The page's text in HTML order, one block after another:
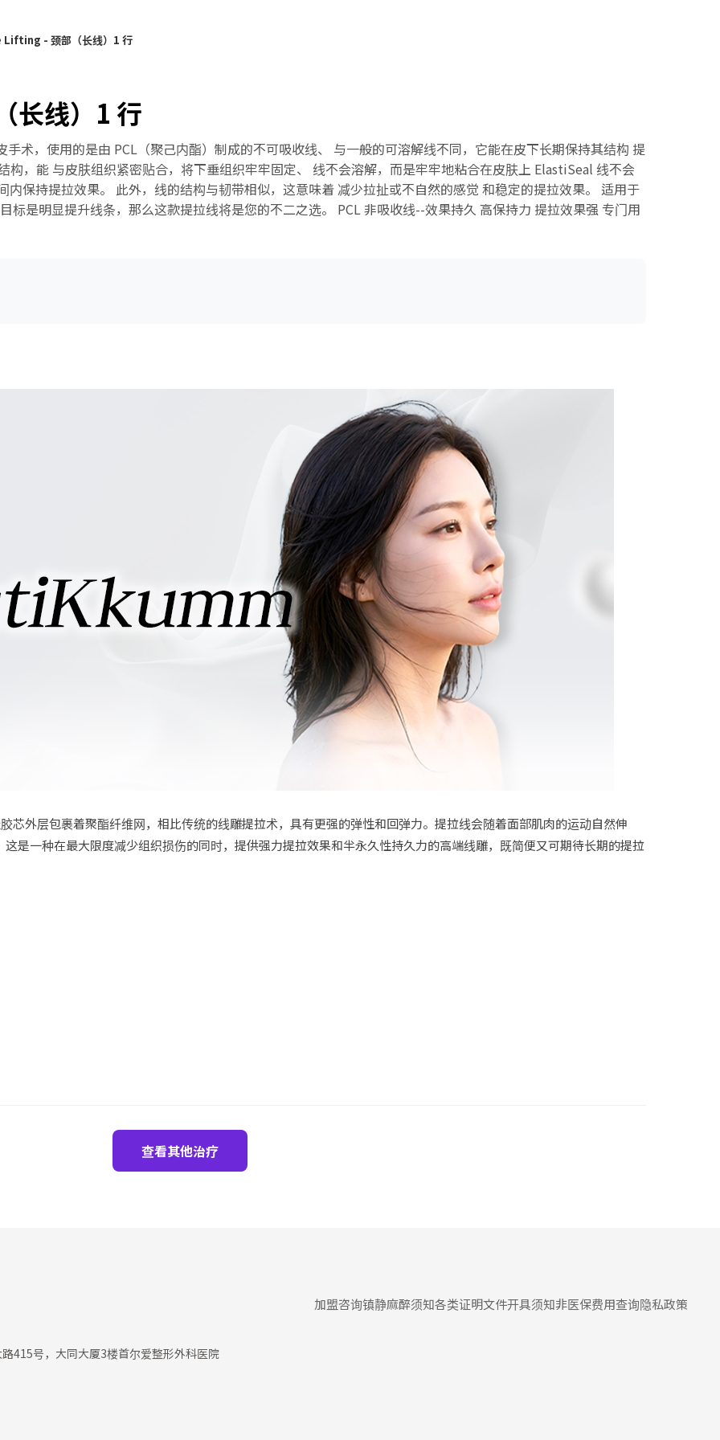
- 颈部（长线）1 行
长线）1 行
术，使用的是由 PCL（聚己内酯）制成的不可吸收线、 与一般的可溶解线不同，它能在皮下长期保持其结构 提
，能 与皮肤组织紧密贴合，将下垂组织牢牢固定、 线不会溶解，而是牢牢地粘合在皮肤上 ElastiSeal 线不会
保持提拉效果。 此外，线的结构与韧带相似，这意味着 减少拉扯或不自然的感觉 和稳定的提拉效果。 适用于
标是明显提升线条，那么这款提拉线将是您的不二之选。 PCL 非吸收线--效果持久 高保持力 提拉效果强 专门用
外层包裹着聚酯纤维网，相比传统的线雕提拉术，具有更强的弹性和回弹力。提拉线会随着面部肌肉的运动自然伸
是一种在最大限度减少组织损伤的同时，提供强力提拉效果和半永久性持久力的高端线雕，既简便又可期待长期的提拉
查看其他治疗
415号，大同大厦3楼首尔爱整形外科医院
加盟咨询镇静麻醉须知各类证明文件开具须知非医保费用查询隐私政策